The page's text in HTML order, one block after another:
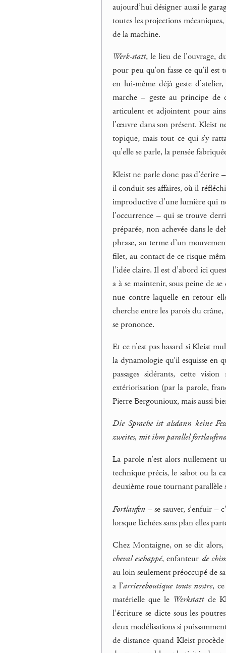
aujourd’hui désigner aussi le
toutes les projections
de la machine.
Werk-statt, le lieu de l’ouvrage,
pour peu qu’on fasse ce qu’il
en lui-même déjà geste
marche – geste au principe de
articulent et adjointent pour
l’œuvre dans son présent. Kleist
topique, mais tout ce qui s’y
qu’elle se parle, la pensée
Kleist ne parle donc pas d’écrire
il conduit ses affaires, où il
improductive d’une lumière qui
l’occurrence – qui se trouve
préparée, non achevée dans le
phrase, au terme d’un
filet, au contact de ce risque
l’idée claire. Il est d’abord ici
a à se maintenir, sous peine de
nue contre laquelle en retour
cherche entre les parois du
se prononce.
Et ce n’est pas hasard si Kleist
la dynamologie qu’il esquisse
passages sidérants, cette
extériorisation (par la parole,
Pierre Bergounioux, mais aussi
Die Sprache ist alsdann keine
zweites, mit ihm parallel
La parole n’est alors nullement
technique précis, le sabot ou la
deuxième roue tournant parallèle
Fortlaufen – se sauver, s’enfuir –
lorsque lâchées sans plan elles
Chez Montaigne, on se dit
cheval eschappé, enfanteur de
au loin seulement préoccupé de
a l’arriereboutique toute nostre,
matérielle que le Werkstattde
l’écriture se dicte sous les
deux modélisations si
de distance quand Kleist